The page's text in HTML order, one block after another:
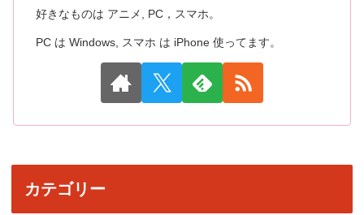
好きなものは アニメ, PC，スマホ。
PC は Windows, スマホ は iPhone 使ってます。
カテゴリー